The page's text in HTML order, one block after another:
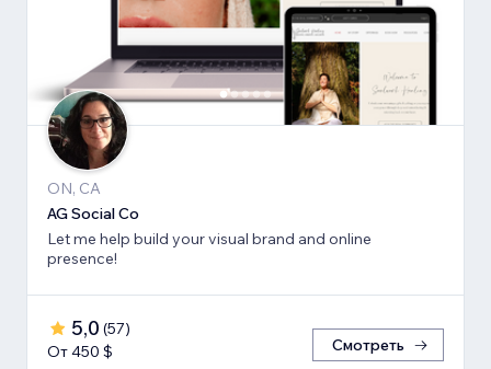
ON, CA
AG Social Co
Let me help build your visual brand and online
presence!
5,0 (57)
От 450 $
Смотреть